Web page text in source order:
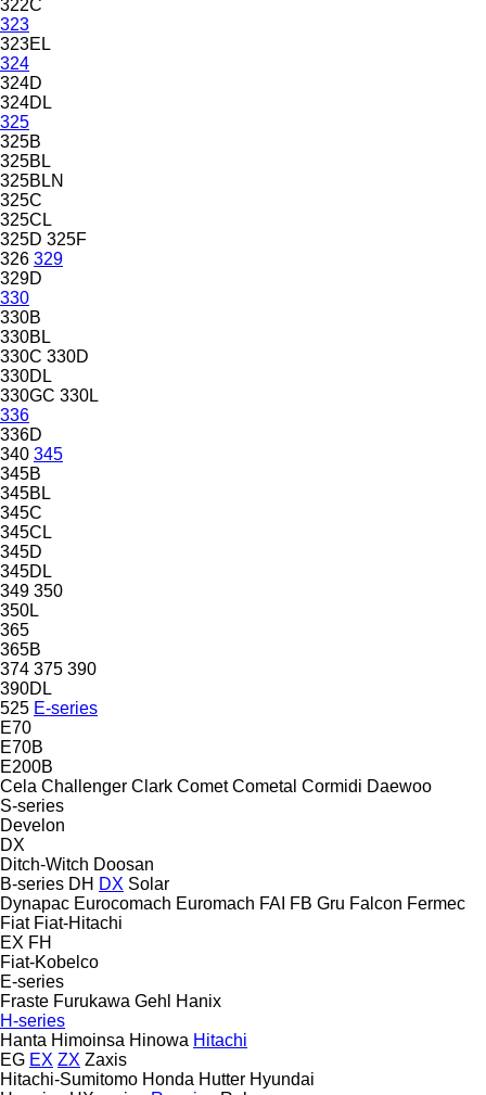
322C
323
323EL
324
324D
324DL
325
325B
325BL
325BLN
325C
325CL
325D 325F
326 329
329D
330
330B
330BL
330C 330D
330DL
330GC 330L
336
336D
340 345
345B
345BL
345C
345CL
345D
345DL
349 350
350L
365
365B
374 375 390
390DL
525 E-series
E70
E70B
E200B
Cela Challenger Clark Comet Cometal Cormidi Daewoo
S-series
Develon
DX
Ditch-Witch Doosan
B-series DH DX Solar
Dynapac Eurocomach Euromach FAI FB Gru Falcon Fermec
Fiat Fiat-Hitachi
EX FH
Fiat-Kobelco
E-series
Fraste Furukawa Gehl
Hanix
H-series
Hanta Himoinsa Hinowa Hitachi
EG EX ZX Zaxis
Hitachi-Sumitomo Honda Hutter Hyundai